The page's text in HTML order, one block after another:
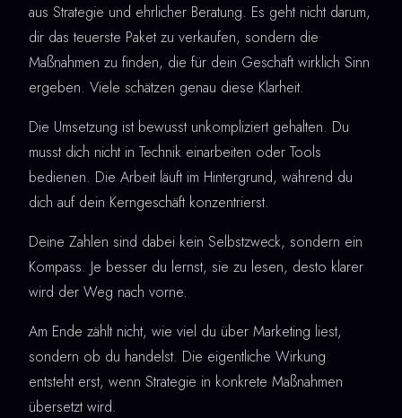
aus Strategie und ehrlicher Beratung. Es geht nicht darum,
dir das teuerste Paket zu verkaufen, sondern die
Maßnahmen zu finden, die für dein Geschäft wirklich Sinn
ergeben. Viele schätzen genau diese Klarheit.
Die Umsetzung ist bewusst unkompliziert gehalten. Du
musst dich nicht in Technik einarbeiten oder Tools
bedienen. Die Arbeit läuft im Hintergrund, während du
dich auf dein Kerngeschäft konzentrierst.
Deine Zahlen sind dabei kein Selbstzweck, sondern ein
Kompass. Je besser du lernst, sie zu lesen, desto klarer
wird der Weg nach vorne.
Am Ende zählt nicht, wie viel du über Marketing liest,
sondern ob du handelst. Die eigentliche Wirkung
entsteht erst, wenn Strategie in konkrete Maßnahmen
übersetzt wird.